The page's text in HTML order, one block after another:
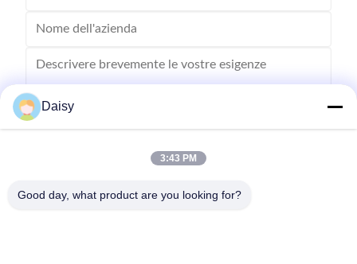
Inviare
Daisy
3:43 PM
Good day, what product are you looking for?